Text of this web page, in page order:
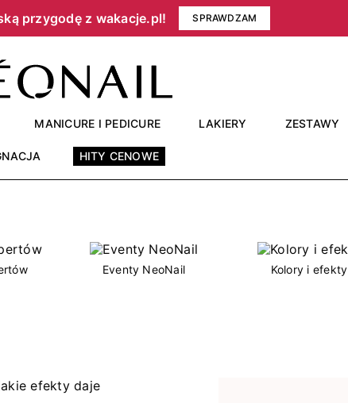
przygodę z wakacje.pl!​ SPRAWDZAM
MANICURE I PEDICURE LAKIERY ZESTAWY
HITY CENOWE
Eventy NeoNail Kolory i efekty